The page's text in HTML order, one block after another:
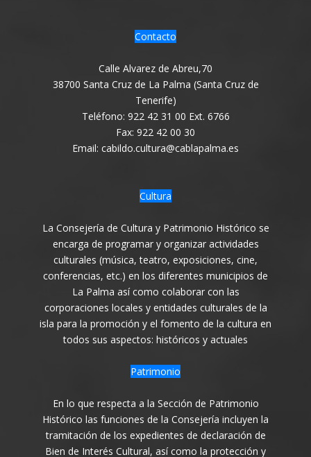
Contacto
Calle Alvarez de Abreu,70
38700 Santa Cruz de La Palma (Santa Cruz de
Tenerife)
Teléfono: 922 42 31 00 Ext. 6766
Fax: 922 42 00 30
Email: cabildo.cultura@cablapalma.es
Cultura
La Consejería de Cultura y Patrimonio Histórico se
encarga de programar y organizar actividades
culturales (música, teatro, exposiciones, cine,
conferencias, etc.) en los diferentes municipios de
La Palma así como colaborar con las
corporaciones locales y entidades culturales de la
isla para la promoción y el fomento de la cultura en
todos sus aspectos: históricos y actuales
Patrimonio
En lo que respecta a la Sección de Patrimonio
Histórico las funciones de la Consejería incluyen la
tramitación de los expedientes de declaración de
Bien de Interés Cultural, así como la protección y